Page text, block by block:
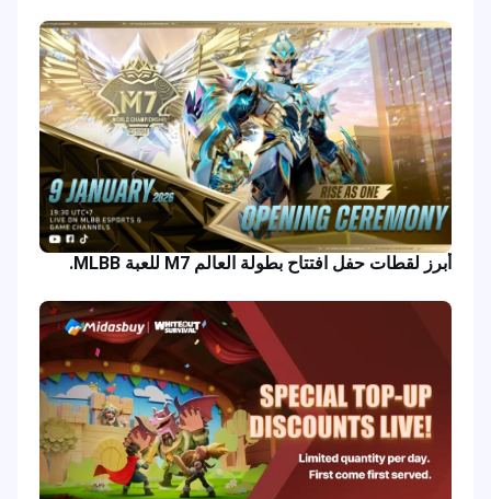
أبرز لقطات حفل افتتاح بطولة العالم M7 للعبة MLBB.